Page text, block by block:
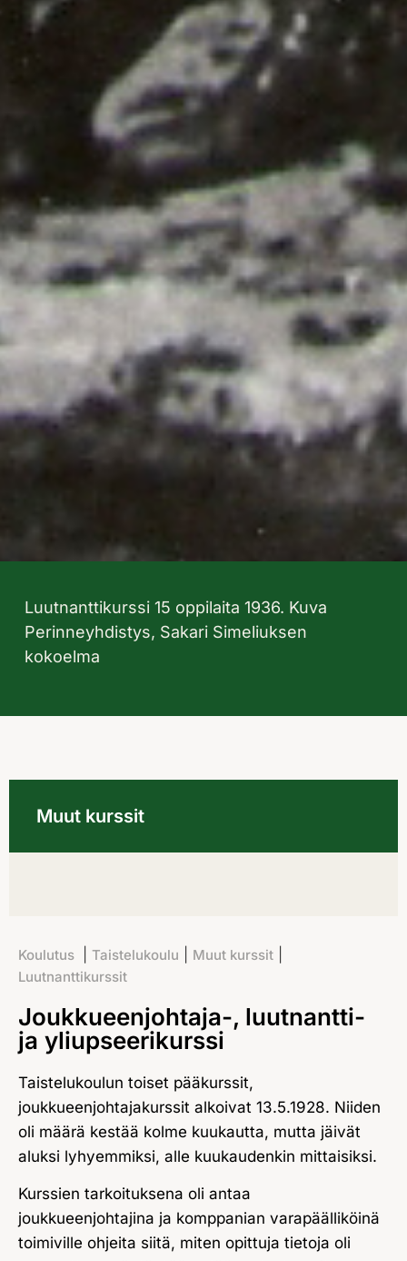
Luutnanttikurssi 15 oppilaita 1936. Kuva
Perinneyhdistys, Sakari Simeliuksen
kokoelma
Muut kurssit
Koulutus Taistelukoulu Muut kurssit
Luutnanttikurssit
Joukkueenjohtaja-, luutnantti-
ja yliupseerikurssi
Taistelukoulun toiset pääkurssit,
joukkueenjohtajakurssit alkoivat 13.5.1928. Niiden
oli määrä kestää kolme kuukautta, mutta jäivät
aluksi lyhyemmiksi, alle kuukaudenkin mittaisiksi.
Kurssien tarkoituksena oli antaa
joukkueenjohtajina ja komppanian varapäälliköinä
toimiville ohjeita siitä, miten opittuja tietoja oli